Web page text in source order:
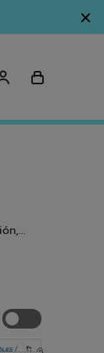
Comparar